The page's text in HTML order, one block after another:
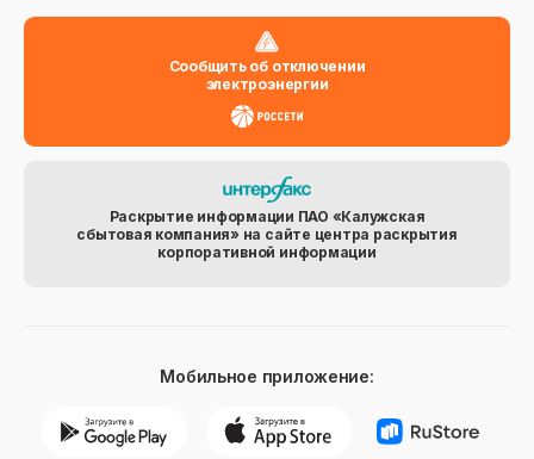
Сообщить об отключении
электроэнергии
Раскрытие информации ПАО «Калужская
сбытовая компания» на сайте центра раскрытия
корпоративной информации
Мобильное приложение: